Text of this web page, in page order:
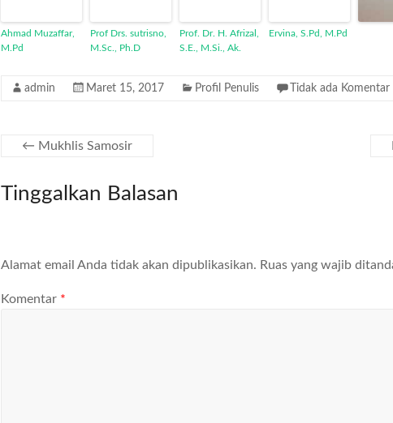
Ahmad Muzaffar,
M.Pd
Prof Drs. sutrisno,
M.Sc., Ph.D
Prof. Dr. H. Afrizal,
S.E., M.Si., Ak.
Ervina, S.Pd, M.Pd
admin Maret 15, 2017 Profil Penulis Tidak ada Komentar
← Mukhlis Samosir
Tinggalkan Balasan
Alamat email Anda tidak akan dipublikasikan. Ruas yang wajib
Komentar *